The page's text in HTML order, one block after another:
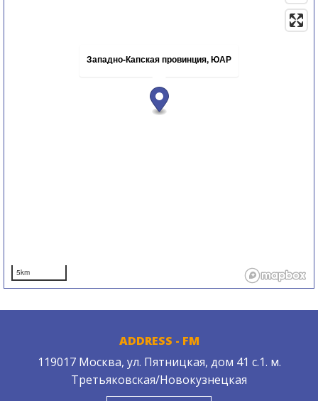
5km
Западно-Капская провинция, ЮАР
ADDRESS - FM
119017 Москва, ул. Пятницкая, дом 41 с.1. м.
Третьяковская/Новокузнецкая